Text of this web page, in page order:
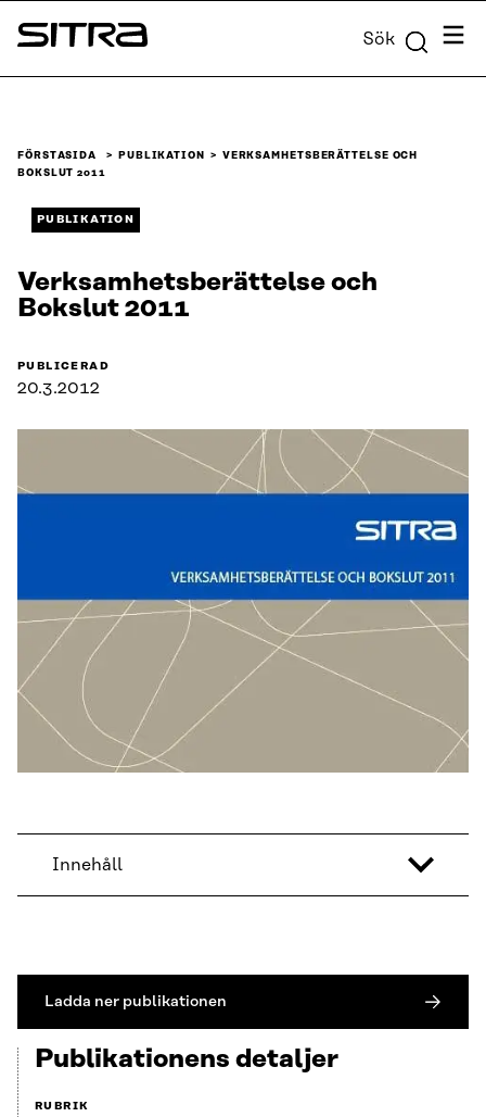
Skip to
content
Sitra Sök Meny
FÖRSTASIDA PUBLIKATION
VERKSAMHETS­BERÄTTELSE OCH
BOKSLUT 2011
PUBLIKATION
Verksamhets­berättelse och
Bokslut 2011
PUBLICERAD
20.3.2012
Innehåll
Ladda ner publikationen
Publikationens detaljer
RUBRIK